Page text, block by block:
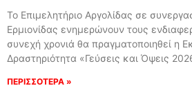
Το Επιμελητήριο Αργολίδας σε
Ερμιονίδας ενημερώνουν τους
συνεχή χρονιά θα πραγματοποιηθεί η
Δραστηριότητα «Γεύσεις και Όψεις
ΠΕΡΙΣΣΟΤΕΡΑ »